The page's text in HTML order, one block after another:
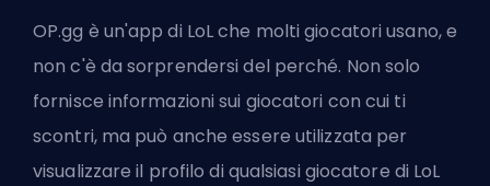
OP.gg è un'app di LoL che molti giocatori usano, e
non c'è da sorprendersi del perché. Non solo
fornisce informazioni sui giocatori con cui ti
scontri, ma può anche essere utilizzata per
visualizzare il profilo di qualsiasi giocatore di LoL